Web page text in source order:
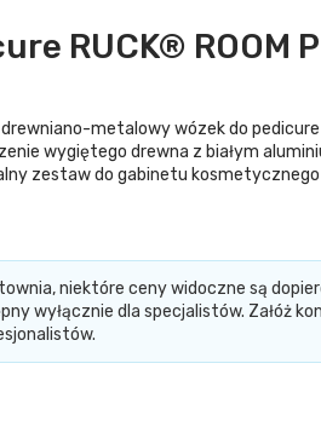
RUCK® ROOM
drewniano-metalowy wózek do
wygiętego drewna z białym
zestaw do gabinetu kosmetycznego
niektóre ceny widoczne są
wyłącznie dla specjalistów. Załóż